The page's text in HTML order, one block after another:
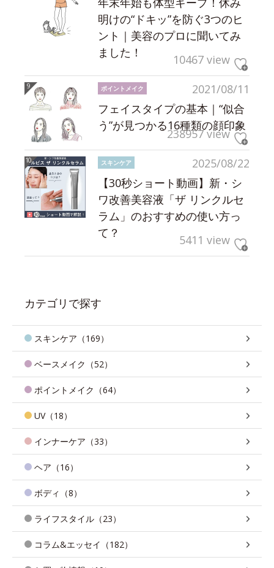
明けの“ドキッ”を防ぐ3つのヒ
ント｜美容のプロに聞いてみ
ました！
10467 view
2021/08/11
ポイントメイク
フェイスタイプの基本｜“似合
う”が見つかる16種類の顔印象
238957 view
2025/08/22
スキンケア
【30秒ショート動画】新・シ
ワ改善美容液「ザ リンクルセ
ラム」のおすすめの使い方っ
て？
5411 view
カテゴリで探す
スキンケア（169）
ベースメイク（52）
ポイントメイク（64）
UV（18）
インナーケア（33）
ヘア（16）
ボディ（8）
ライフスタイル（23）
コラム&エッセイ（182）